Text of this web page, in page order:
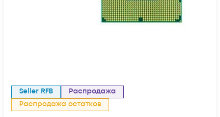
Seller RFB
Распродажа
Распродажа остатков